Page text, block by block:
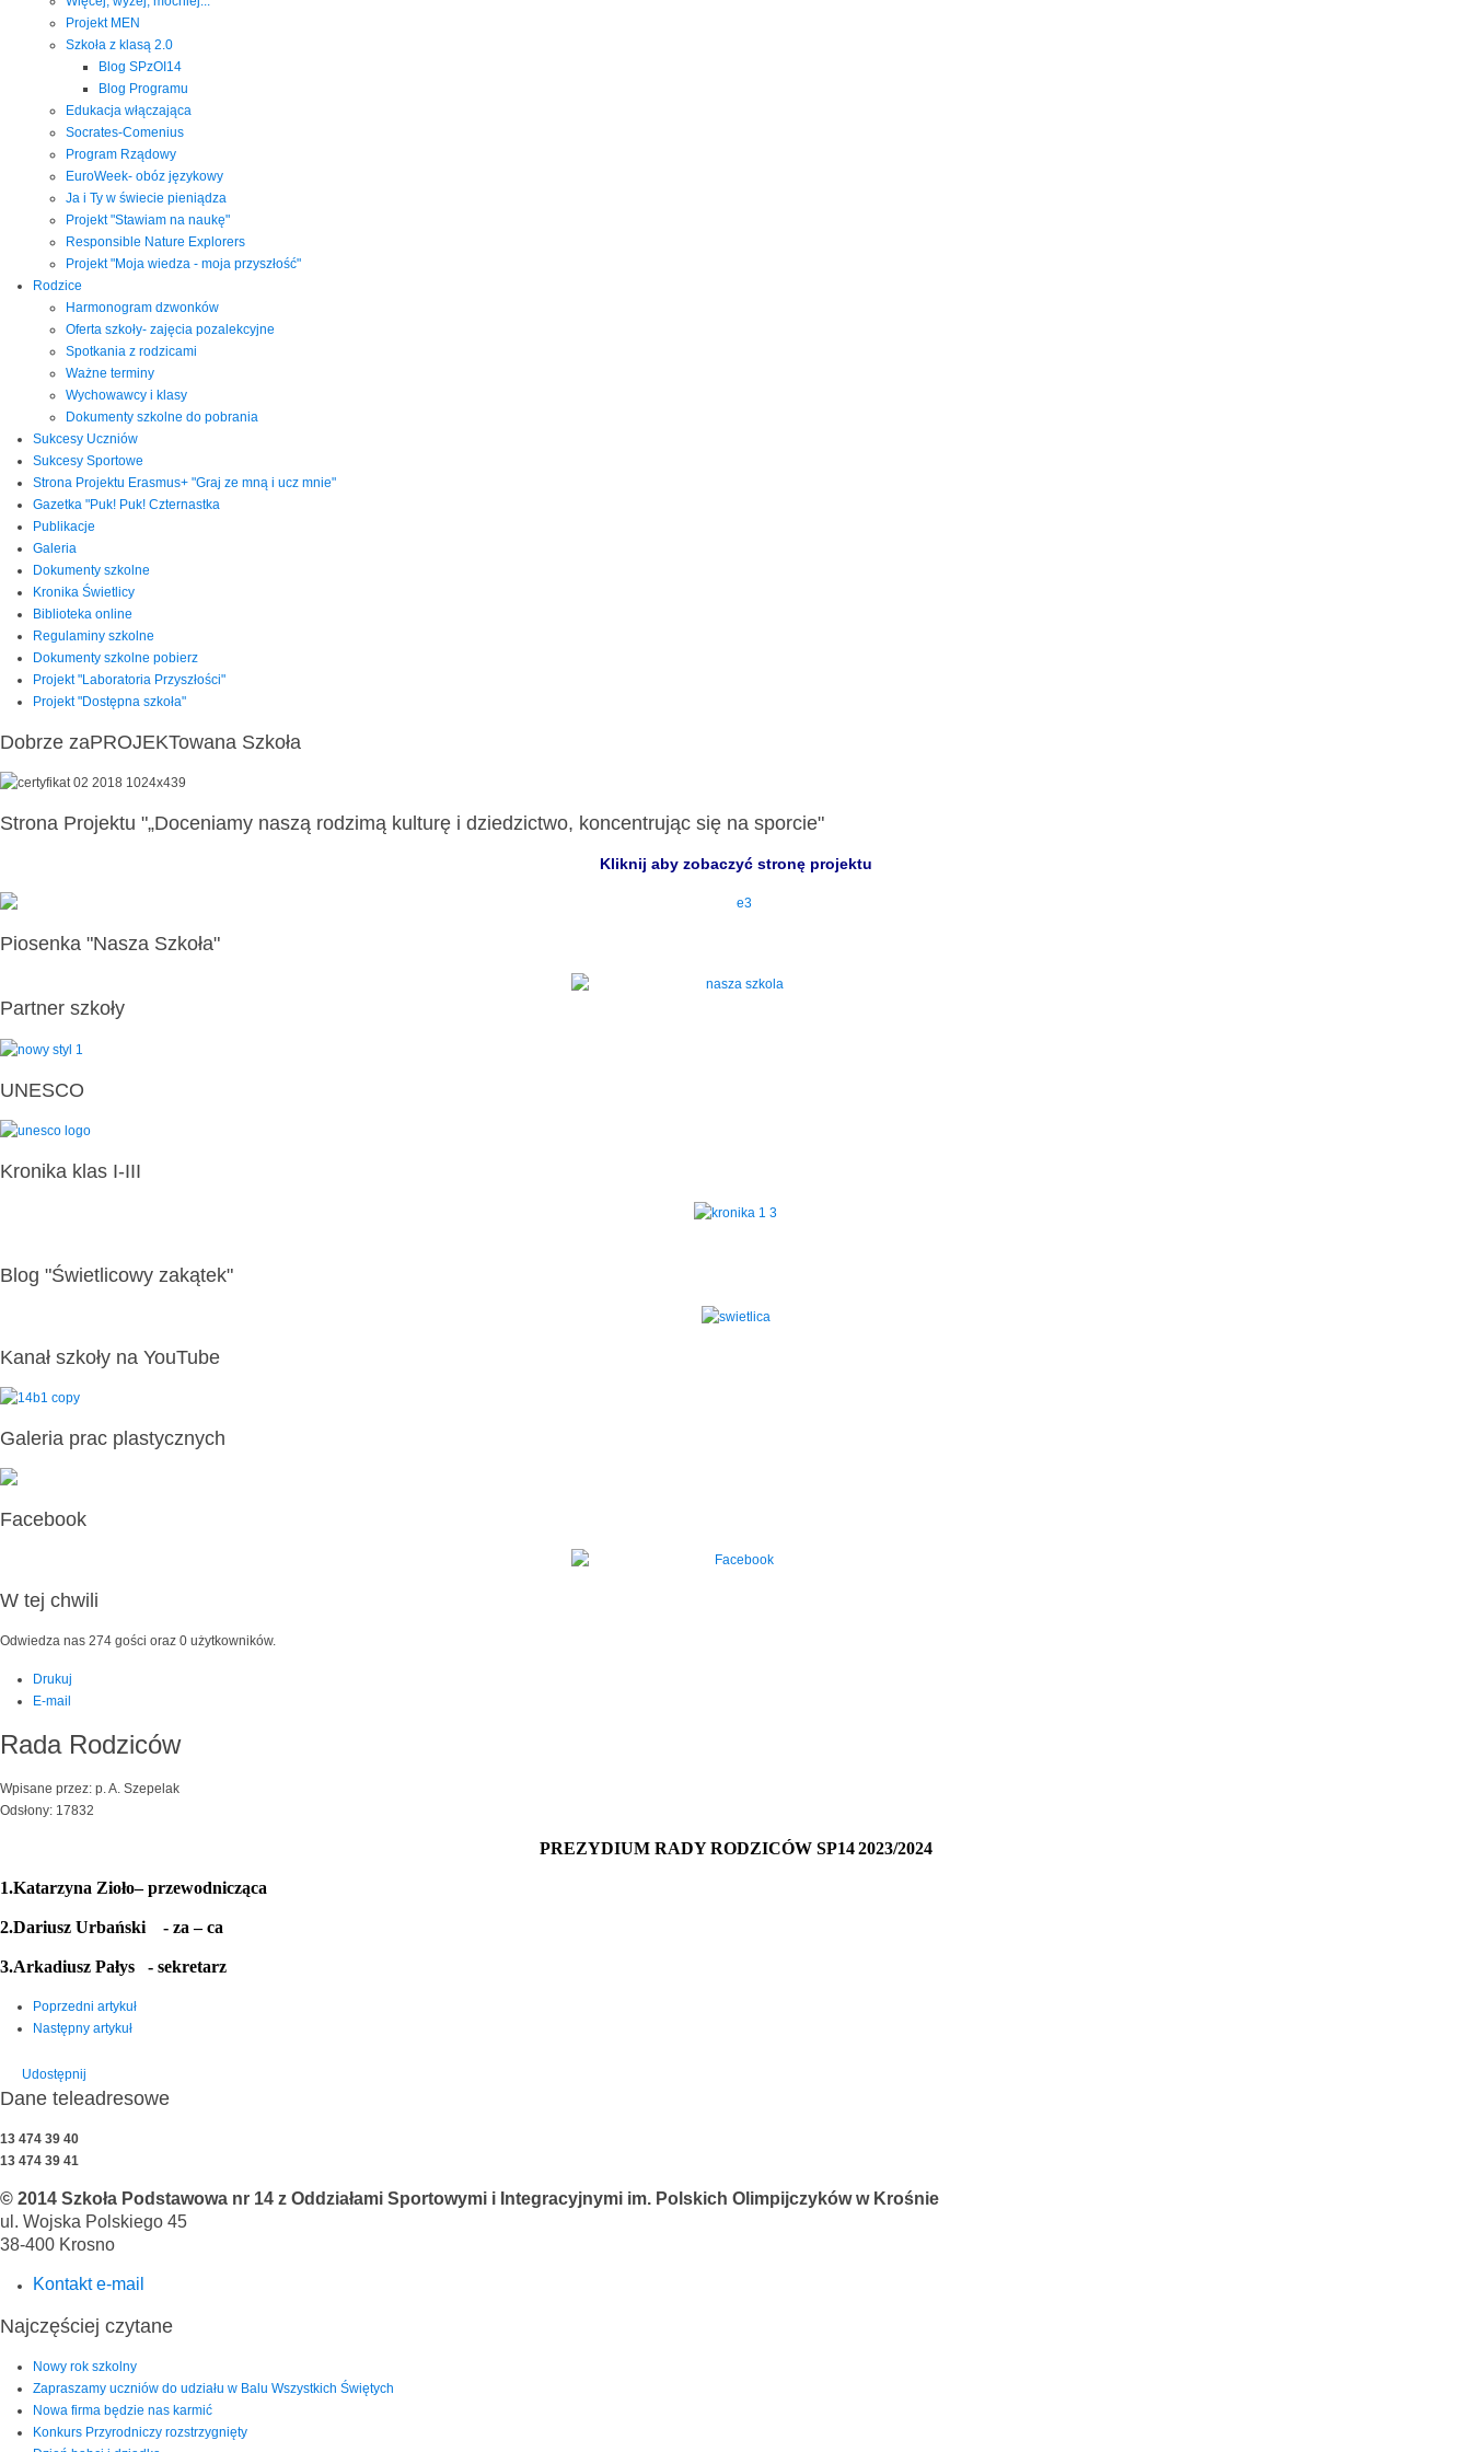
Projekt MEN
Szkoła z klasą 2.0
Blog SPzOI14
Blog Programu
Edukacja włączająca
Socrates-Comenius
Program Rządowy
EuroWeek- obóz językowy
Ja i Ty w świecie pieniądza
Projekt "Stawiam na naukę"
Responsible Nature Explorers
Projekt "Moja wiedza - moja przyszłość"
Rodzice
Harmonogram dzwonków
Oferta szkoły- zajęcia pozalekcyjne
Spotkania z rodzicami
Ważne terminy
Wychowawcy i klasy
Dokumenty szkolne do pobrania
Sukcesy Uczniów
Sukcesy Sportowe
Strona Projektu Erasmus+ "Graj ze mną i ucz mnie"
Gazetka "Puk! Puk! Czternastka
Publikacje
Galeria
Dokumenty szkolne
Kronika Świetlicy
Biblioteka online
Regulaminy szkolne
Dokumenty szkolne pobierz
Projekt "Laboratoria Przyszłości"
Projekt "Dostępna szkoła"
Dobrze zaPROJEKTowana Szkoła
Strona Projektu "„Doceniamy naszą rodzimą kulturę i dziedzictwo, koncentrując się na sporcie"
Kliknij aby zobaczyć stronę projektu
Piosenka "Nasza Szkoła"
Partner szkoły
UNESCO
Kronika klas I-III
Blog "Świetlicowy zakątek"
Kanał szkoły na YouTube
Galeria prac plastycznych
Facebook
W tej chwili
Odwiedza nas 274 gości oraz 0 użytkowników.
Drukuj
E-mail
Rada Rodziców
Wpisane przez: p. A. Szepelak
Odsłony: 17832
PREZYDIUM RADY RODZICÓW SP14 2023/2024
1.Katarzyna Zioło– przewodnicząca
2.Dariusz Urbański - za – ca
3.Arkadiusz Pałys - sekretarz
Poprzedni artykuł
Następny artykuł
Udostępnij
Dane teleadresowe
13 474 39 40
13 474 39 41
© 2014 Szkoła Podstawowa nr 14 z Oddziałami Sportowymi i Integracyjnymi im. Polskich Olimpijczyków w Krośnie
ul. Wojska Polskiego 45
38-400 Krosno
Kontakt e-mail
Najczęściej czytane
Nowy rok szkolny
Zapraszamy uczniów do udziału w Balu Wszystkich Świętych
Nowa firma będzie nas karmić
Konkurs Przyrodniczy rozstrzygnięty